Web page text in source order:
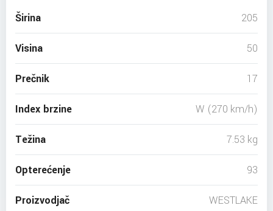
Širina 205
Visina 50
Prečnik 17
Index brzine W (270 km/h)
Težina 7.53 kg
Opterećenje 93
Proizvodjač WESTLAKE